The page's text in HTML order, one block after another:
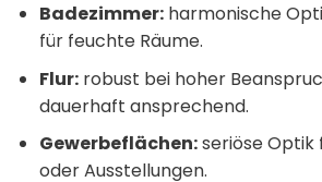
Badezimmer:harmonische
für feuchte Räume.
Flur:robust bei hoher
dauerhaft ansprechend.
Gewerbeflächen:seriöse Optik
oder Ausstellungen.